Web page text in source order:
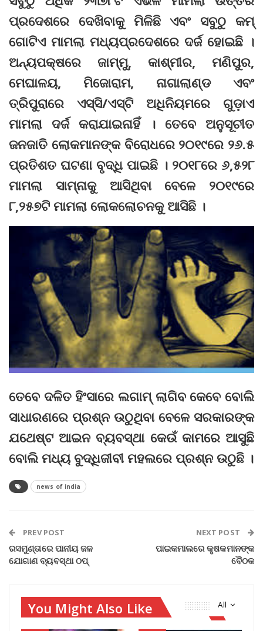
ପ୍ରଦେଶରେ ଦେଖିବାକୁ ମିଳିଛି ଏବଂ ସବୁଠୁ କମ୍‌
ଗୋଟିଏ ମାମଲା ମଧ୍ୟପ୍ରଦେଶରେ ଦର୍ଜ ହୋଇଛି ।
ଅନ୍ୟପକ୍ଷରେ ଜାମ୍ମୁ, କାଶ୍ମୀର, ମଣିପୁର,
ମେଘାଳୟ, ମିଜୋରାମ, ନାଗାଲାଣ୍ଡ ଏବଂ
ତ୍ରିପୁରାରେ ଏସ୍‌ସି/ଏସ୍‌ଟି ଅଧିନିୟମରେ ଗୁଡ଼ାଏ
ମାମଲା ଦର୍ଜ କରାଯାଇନାହିଁ । ତେବେ ଅନୁସୂଚୀତ
ଜନଜାତି ଲୋକମାନଙ୍କ ବିରୋଧରେ ୨୦୧୯ରେ ୨୬.୫
ପ୍ରତିଶତ ଘଟଣା ବୃଦ୍ଧି ପାଇଛି । ୨୦୧୮ରେ ୬,୫୨୮
ମାମଲା ସାମ୍ନାକୁ ଆସିଥିବା ବେଳେ ୨୦୧୯ରେ
୮,୨୫୭ଟି ମାମଲା ଲୋକଲୋଚନକୁ ଆସିଛି ।
ତେବେ ଦଳିତ ହିଂସାରେ ଲଗାମ୍‌ ଲାଗିବ କେବେ ବୋଲି
ସାଧାରଣରେ ପ୍ରଶ୍ନ ଉଠୁଥିବା ବେଳେ ସରକାରଙ୍କ
ଯଥେଷ୍ଟ ଆଇନ ବ୍ୟବସ୍ଥା କେଉଁ କାମରେ ଆସୁଛି
ବୋଲି ମଧ୍ୟ ବୁଦ୍ଧିଜୀବୀ ମହଲରେ ପ୍ରଶ୍ନ ଉଠୁଛି ।
news of india
PREV POST
ରସମୁଣ୍ତାରେ ପାନୀୟ ଜଳ
ଯୋଗାଣ ବ୍ୟବସ୍ଥା ଠପ୍
NEXT POST
ପାଇକମାଲରେ କୃଷକମାନଙ୍କ
ବୈଠକ
All
You Might Also Like